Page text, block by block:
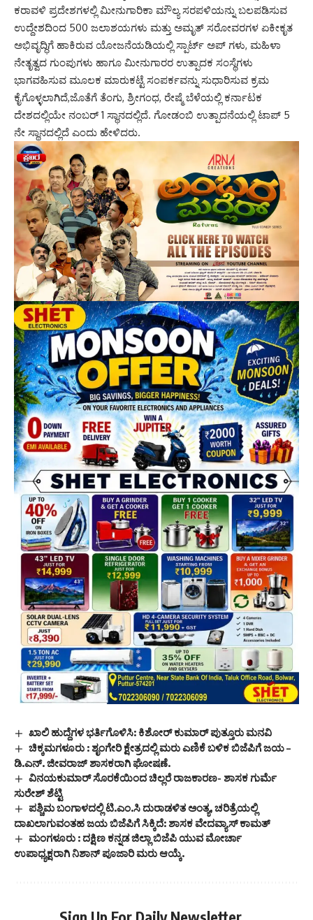
ಕರಾವಳಿ ಪ್ರದೇಶಗಳಲ್ಲಿ ಮೀನುಗಾರಿಕಾ ಮೌಲ್ಯ ಸರಪಳಿಯನ್ನು ಬಲಪಡಿಸುವ
ಉದ್ದೇಶದಿಂದ 500 ಜಲಾಶಯಗಳು ಮತ್ತು ಅಮೃತ್ ಸರೋವರಗಳ ಏಕೀಕೃತ
ಅಭಿವೃದ್ಧಿಗೆ ಹಾಕಿರುವ ಯೋಜನೆಯಡಿಯಲ್ಲಿ ಸ್ಪಾರ್ಟ್ ಅಪ್ ಗಳು, ಮಹಿಳಾ
ನೇತೃತ್ವದ ಗುಂಪುಗಳು ಹಾಗೂ ಮೀನುಗಾರರ ಉತ್ಪಾದಕ ಸಂಸ್ಥೆಗಳು
ಭಾಗವಹಿಸುವ ಮೂಲಕ ಮಾರುಕಟ್ಟೆ ಸಂಪರ್ಕವನ್ನು ಸುಧಾರಿಸುವ ಕ್ರಮ
ಕೈಗೊಳ್ಳಲಾಗಿದೆ,ಜೊತೆಗೆ ತೆಂಗು, ಶ್ರೀಗಂಧ, ರೇಷ್ಮೆ ಬೆಳೆಯಲ್ಲಿ ಕರ್ನಾಟಕ
ದೇಶದಲ್ಲಿಯೇ ನಂಬರ್ 1 ಸ್ಥಾನದಲ್ಲಿದೆ. ಗೋಡಂಬಿ ಉತ್ಪಾದನೆಯಲ್ಲಿ ಟಾಪ್ 5
ನೇ ಸ್ಥಾನದಲ್ಲಿದೆ ಎಂದು ಹೇಳಿದರು.
ಖಾಲಿ ಹುದ್ದೆಗಳ ಭರ್ತಿಗೊಳಿಸಿ: ಕಿಶೋರ್ ಕುಮಾರ್ ಪುತ್ತೂರು ಮನವಿ
ಚಿಕ್ಕಮಗಳೂರು : ಶೃಂಗೇರಿ ಕ್ಷೇತ್ರದಲ್ಲಿ ಮರು ಎಣಿಕೆ ಬಳಿಕ ಬಿಜೆಪಿಗೆ ಜಯ –
ಡಿ.ಎನ್. ಜೀವರಾಜ್ ಶಾಸಕರಾಗಿ ಘೋಷಣೆ.
ವಿನಯಕುಮಾರ್ ಸೊರಕೆಯಿಂದ ಚಿಲ್ಲರೆ ರಾಜಕಾರಣ- ಶಾಸಕ ಗುರ್ಮೆ
ಸುರೇಶ್ ಶೆಟ್ಟಿ
ಪಶ್ಚಿಮ ಬಂಗಾಳದಲ್ಲಿ ಟಿ.ಎಂ.ಸಿ ದುರಾಡಳಿತ ಅಂತ್ಯ, ಚರಿತ್ರೆಯಲ್ಲಿ
ದಾಖಲಾಗುವಂತಹ ಜಯ ಬಿಜೆಪಿಗೆ ಸಿಕ್ಕಿದೆ: ಶಾಸಕ ವೇದವ್ಯಾಸ್ ಕಾಮತ್
ಮಂಗಳೂರು : ದಕ್ಷಿಣ ಕನ್ನಡ ಜಿಲ್ಲಾ ಬಿಜೆಪಿ ಯುವ ಮೋರ್ಚಾ
ಉಪಾಧ್ಯಕ್ಷರಾಗಿ ನಿಶಾನ್ ಪೂಜಾರಿ ಮರು ಆಯ್ಕೆ.